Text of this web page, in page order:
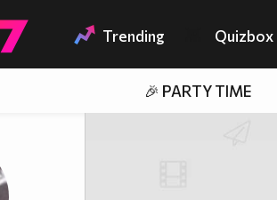
Trending Quizbox
🎉 PARTY TIME